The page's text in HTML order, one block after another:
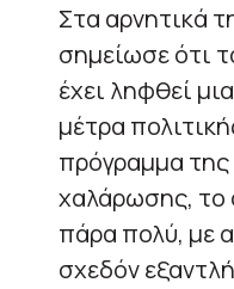
Στα αρνητικά
σημείωσε ότι
έχει ληφθεί
μέτρα
πρόγραμμα
χαλάρωσης, το
πάρα πολύ, με
σχεδόν